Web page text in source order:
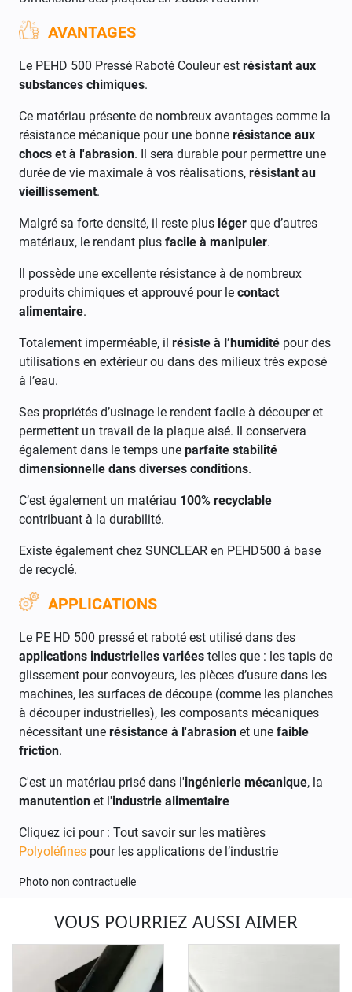
AVANTAGES
Le PEHD 500 Pressé Raboté Couleur est résistant aux
substances chimiques.
Ce matériau présente de nombreux avantages comme la
résistance mécanique pour une bonne résistance aux
chocs et à l'abrasion. Il sera durable pour permettre une
durée de vie maximale à vos réalisations, résistant au
vieillissement.
Malgré sa forte densité, il reste plus léger que d’autres
matériaux, le rendant plus facile à manipuler.
Il possède une excellente résistance à de nombreux
produits chimiques et approuvé pour le contact
alimentaire.
Totalement imperméable, il résiste à l’humidité pour des
utilisations en extérieur ou dans des milieux très exposé
à l’eau.
Ses propriétés d’usinage le rendent facile à découper et
permettent un travail de la plaque aisé. Il conservera
également dans le temps une parfaite stabilité
dimensionnelle dans diverses conditions.
C’est également un matériau 100% recyclable
contribuant à la durabilité.
Existe également chez SUNCLEAR en PEHD500 à base
de recyclé.
APPLICATIONS
Le PE HD 500 pressé et raboté est utilisé dans des
applications industrielles variées telles que : les tapis de
glissement pour convoyeurs, les pièces d’usure dans les
machines, les surfaces de découpe (comme les planches
à découper industrielles), les composants mécaniques
nécessitant une résistance à l'abrasion et une faible
friction.
C'est un matériau prisé dans l'ingénierie mécanique, la
manutention et l'industrie alimentaire
Cliquez ici pour : Tout savoir sur les matières
Polyoléfines pour les applications de l’industrie
Photo non contractuelle
VOUS POURRIEZ AUSSI AIMER